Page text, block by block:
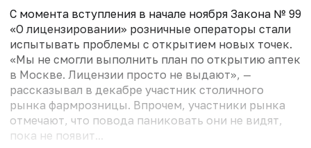
С момента вступления в начале ноября Закона № 99
«О лицензировании» розничные операторы стали
испытывать проблемы с открытием новых точек.
«Мы не смогли выполнить план по открытию аптек
в Москве. Лицензии просто не выдают», —
рассказывал в декабре участник столичного
рынка фармрозницы. Впрочем, участники рынка
отмечают, что повода паниковать они не видят,
пока не появит...